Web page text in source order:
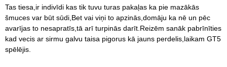
Tas tiesa,ir indivīdi kas tik tuvu turas pakaļas ka pie mazākās
šmuces var būt sūdi,Bet vai viņi to apzinās,domāju ka nē un pēc
avarījas to nesapratīs,tā arī turpinās darīt.Reizēm sanāk pabrīnīties
kad vecis ar sirmu galvu taisa pigorus kā jauns perdelis,laikam GT5
spēlējis.